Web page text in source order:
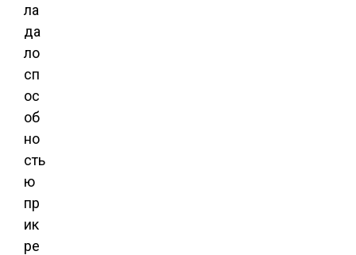
ла
да
ло
сп
ос
об
но
сть
ю
пр
ик
ре